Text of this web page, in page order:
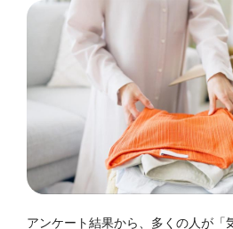
アンケート結果から、多くの人が「